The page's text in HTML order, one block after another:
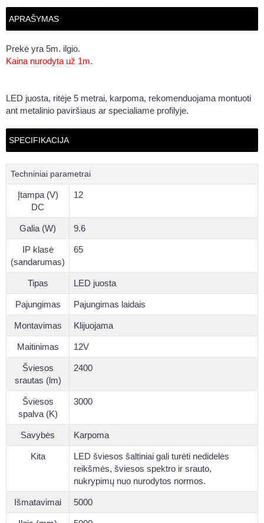
APRAŠYMAS
Prekė yra 5m. ilgio.
Kaina nurodyta už 1m.
LED juosta, ritėje 5 metrai, karpoma, rekomenduojama montuoti
ant metalinio paviršiaus ar specialiame profilyje.
SPECIFIKACIJA
Techniniai parametrai
Įtampa (V)
DC
12
Galia (W) 9.6
IP klasė
(sandarumas)
65
Tipas LED juosta
Pajungimas Pajungimas laidais
Montavimas Klijuojama
Maitinimas 12V
Šviesos
srautas (lm)
2400
Šviesos
spalva (K)
3000
Savybės Karpoma
Kita
LED šviesos šaltiniai gali turėti nedidelės
reikšmės, šviesos spektro ir srauto,
nukrypimų nuo nurodytos normos.
Išmatavimai 5000